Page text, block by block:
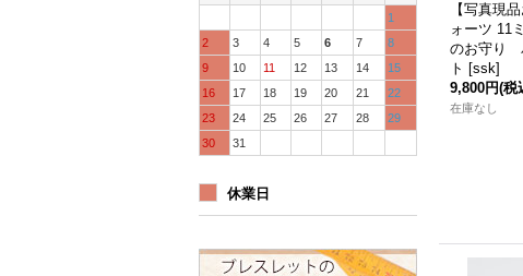
1
2
3 4 5 6 7
8
9
10 11 12 13 14
15
16
17 18 19 20 21
22
23
24 25 26 27 28
29
30
31
休業日
【写真現
ォーツ 11
のお守り
ト [ssk]
9,800円(税
在庫なし